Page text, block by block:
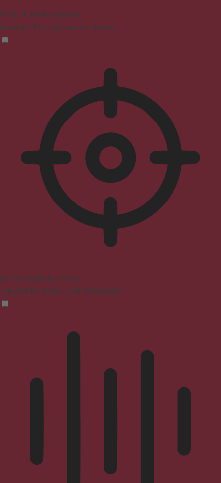
Profil für Anfallssicherheit
Beseitigt Blitze und reduziert Farben
ADHD-freundlicher Modus
Fokussiertes Surfen, ohne Ablenkungen